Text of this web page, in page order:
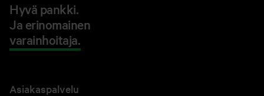
Hyvä pankki.
Ja erinomainen
varainhoitaja.
Asiakaspalvelu